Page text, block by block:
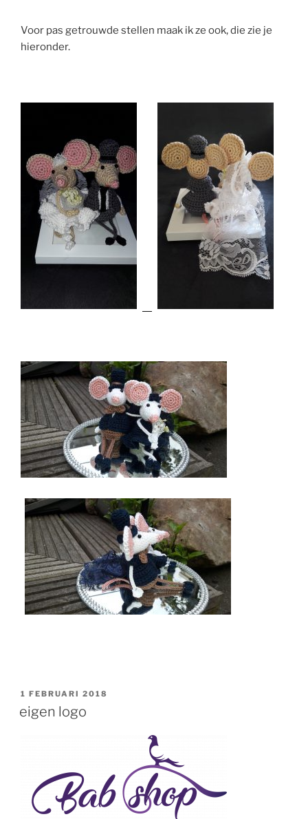
Voor pas getrouwde stellen maak ik ze ook, die zie je
hieronder.
GEPLAATST
OP
1 FEBRUARI 2018
eigen logo